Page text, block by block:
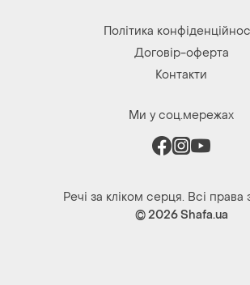
Ми у соц.мережах
Речі за кліком серця. Всі права